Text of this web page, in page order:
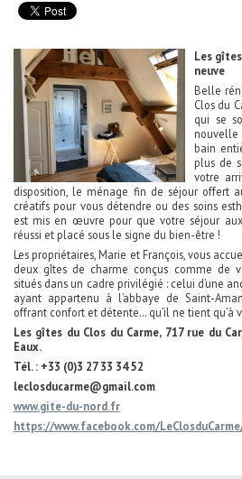
Les
neuve
Belle
Clos du
qui se
nouvelle
bain
plus de
votre
disposition, le ménage fin de séjour offert
créatifs pour vous détendre ou des soins
est mis en œuvre pour que votre séjour
réussi et placé sous le signe du bien-être !
Les propriétaires, Marie et François, vous
deux gîtes de charme conçus comme de
situés dans un cadre privilégié : celui d’une
ayant appartenu à l’abbaye de Saint-
offrant confort et détente… qu’il ne tient qu’à
Les gîtes du Clos du Carme, 717 rue du
Eaux.
Tél. : +33 (0)3 27 33 34 52
leclosducarme@gmail.com
www.gite-du-nord.fr
https://www.facebook.com/